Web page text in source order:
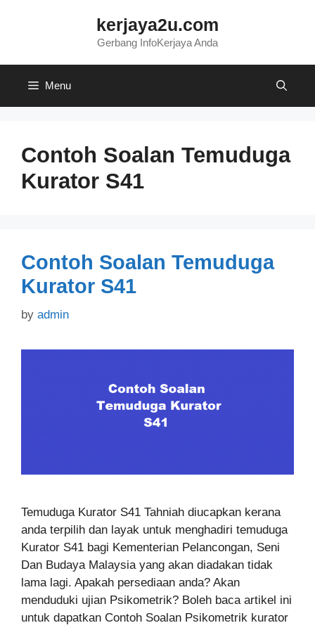
kerjaya2u.com
Gerbang InfoKerjaya Anda
Menu
Contoh Soalan Temuduga
Kurator S41
Contoh Soalan Temuduga
Kurator S41
by admin
Temuduga Kurator S41 Tahniah diucapkan kerana
anda terpilih dan layak untuk menghadiri temuduga
Kurator S41 bagi Kementerian Pelancongan, Seni
Dan Budaya Malaysia yang akan diadakan tidak
lama lagi. Apakah persediaan anda? Akan
menduduki ujian Psikometrik? Boleh baca artikel ini
untuk dapatkan Contoh Soalan Psikometrik kurator